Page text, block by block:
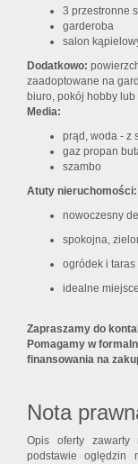
3 przestronne
garderoba
salon
Dodatkowo:
zaadoptowane na
biuro, pokój hobby
Media:
prąd, woda - z
gaz propan
szambo
Atuty nieruchomości:
nowoczesny
spokojna,
ogródek i
idealne
Zapraszamy do
Pomagamy w
finansowania na
Nota
Opis oferty zawarty
podstawie oględzin